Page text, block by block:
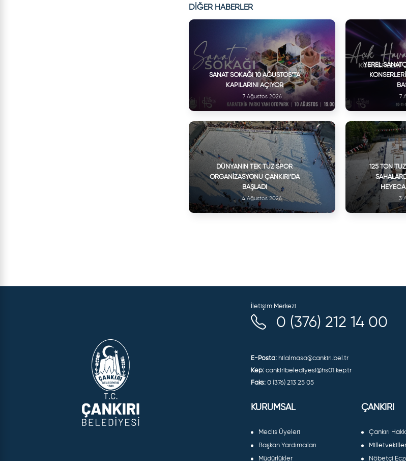
DİĞER HABERLER
SANAT SOKAĞI 10 AĞUSTOS’TA
KAPILARINI AÇIYOR
7 Ağustos 2026
YEREL
7
DÜNYANIN TEK TUZ SPOR
ORGANIZASYONU ÇANKIRI’DA
BAŞLADI
4 Ağustos 2026
125 TON
3
İletişim Merkezi
0 (376) 212 14 00
E-Posta: hilalmasa@cankiri.bel.tr
Kep: cankiribelediyesi@hs01.kep.tr
Faks: 0 (376) 213 25 05
KURUMSAL
Meclis Üyeleri
Başkan Yardımcıları
Müdürlükler
ÇANKIRI
Çankırı
Nöbetçi